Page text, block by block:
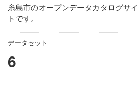
糸島市のオープンデータカタログサイ
トです。
データセット
6